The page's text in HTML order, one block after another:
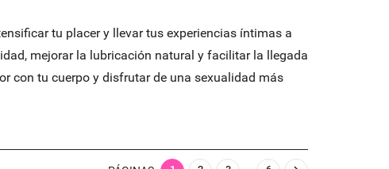
tu placer y llevar tus experiencias íntimas a
mejorar la lubricación natural y facilitar la llegada
con tu cuerpo y disfrutar de una sexualidad más